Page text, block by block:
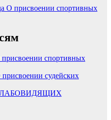
О присвоении спортивных
спортивных
судейских